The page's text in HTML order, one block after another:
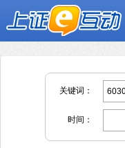
关键词：
时间：